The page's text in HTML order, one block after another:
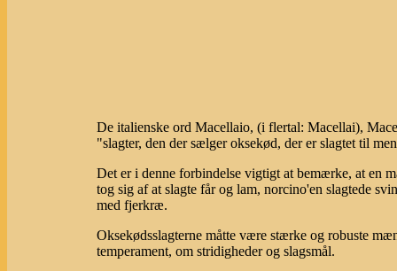
De italienske ord Macellaio, (i flertal: Macellai),
"slagter, den der sælger oksekød, der er slagtet til
Det er i denne forbindelse vigtigt at bemærke, at en
tog sig af at slagte får og lam, norcino'en slagtede
med fjerkræ.
Oksekødsslagterne måtte være stærke og robuste
temperament, om stridigheder og slagsmål.